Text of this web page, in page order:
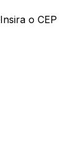
Insira o CEP